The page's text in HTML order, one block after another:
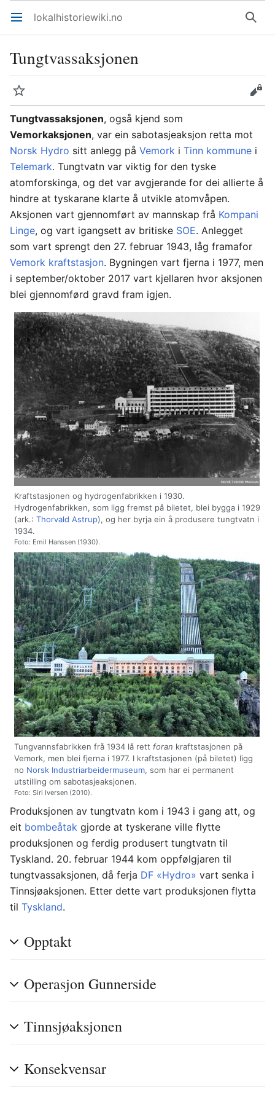
Åpne hovedmenyen lokalhistoriewiki.no Søk
Tungtvassaksjonen
Overvåk
Rediger
Tungtvassaksjonen, også kjend som
Vemorkaksjonen, var ein sabotasjeaksjon retta mot
Norsk Hydro sitt anlegg på Vemork i Tinn kommune i
Telemark. Tungtvatn var viktig for den tyske
atomforskinga, og det var avgjerande for dei allierte å
hindre at tyskarane klarte å utvikle atomvåpen.
Aksjonen vart gjennomført av mannskap frå Kompani
Linge, og vart igangsett av britiske SOE. Anlegget
som vart sprengt den 27. februar 1943, låg framafor
Vemork kraftstasjon. Bygningen vart fjerna i 1977, men
i september/oktober 2017 vart kjellaren hvor aksjonen
blei gjennomførd gravd fram igjen.
Kraftstasjonen og hydrogenfabrikken i 1930.
Hydrogenfabrikken, som ligg fremst på biletet, blei bygga i 1929
(ark.: Thorvald Astrup), og her byrja ein å produsere tungtvatn i
1934.
Foto: Emil Hanssen (1930).
Tungvannsfabrikken frå 1934 lå rett foran kraftstasjonen på
Vemork, men blei fjerna i 1977. I kraftstasjonen (på biletet) ligg
no Norsk Industriarbeidermuseum, som har ei permanent
utstilling om sabotasjeaksjonen.
Foto: Siri Iversen (2010).
Produksjonen av tungtvatn kom i 1943 i gang att, og
eit bombeåtak gjorde at tyskerane ville flytte
produksjonen og ferdig produsert tungtvatn til
Tyskland. 20. februar 1944 kom oppfølgjaren til
tungtvassaksjonen, då ferja DF «Hydro» vart senka i
Tinnsjøaksjonen. Etter dette vart produksjonen flytta
til Tyskland.
Opptakt
Operasjon Gunnerside
Tinnsjøaksjonen
Konsekvensar